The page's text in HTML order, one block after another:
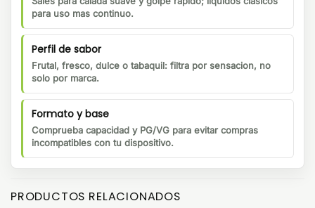
para uso mas continuo.
Perfil de sabor
Frutal, fresco, dulce o tabaquil: filtra por sensacion, no
solo por marca.
Formato y base
Comprueba capacidad y PG/VG para evitar compras
incompatibles con tu dispositivo.
PRODUCTOS RELACIONADOS